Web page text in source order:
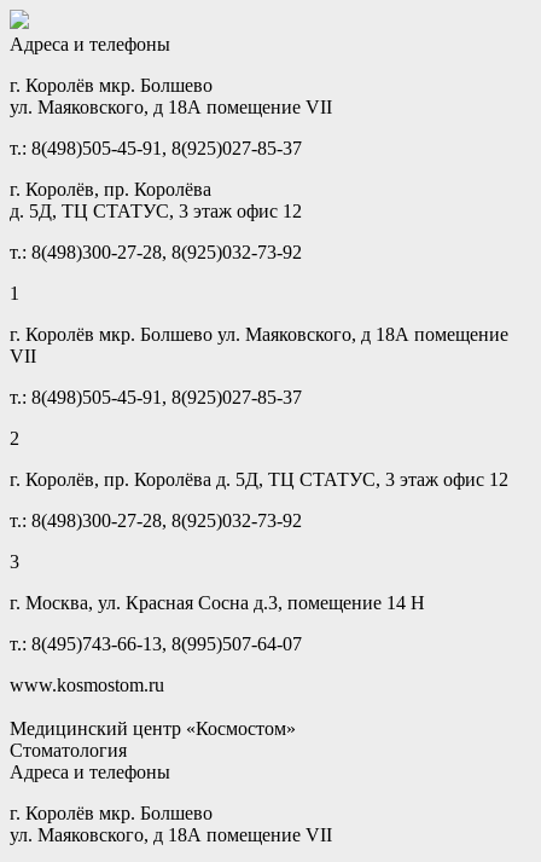
Адреса и телефоны
г. Королёв мкр. Болшево
ул. Маяковского, д 18А помещение VII
т.: 8(498)505-45-91, 8(925)027-85-37
г. Королёв, пр. Королёва
д. 5Д, ТЦ СТАТУС, 3 этаж офис 12
т.: 8(498)300-27-28, 8(925)032-73-92
1
г. Королёв мкр. Болшево ул. Маяковского, д 18А помещение
VII
т.: 8(498)505-45-91, 8(925)027-85-37
2
г. Королёв, пр. Королёва д. 5Д, ТЦ СТАТУС, 3 этаж офис 12
т.: 8(498)300-27-28, 8(925)032-73-92
3
г. Москва, ул. Красная Сосна д.3, помещение 14 Н
т.: 8(495)743-66-13, 8(995)507-64-07
www.kosmostom.ru
Медицинский центр «Космостом»
Стоматология
Адреса и телефоны
г. Королёв мкр. Болшево
ул. Маяковского, д 18А помещение VII